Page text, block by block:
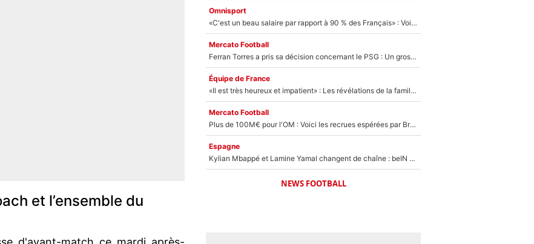
et l’ensemble du
Omnisport
«C'est un beau salaire par rapport à 90 % des Français» : Voilà combien touchait Nelson Monfort sur France Télévisions avant de rejoindre CNews
Mercato Football
Ferran Torres a pris sa décision concernant le PSG : Un gros club étranger prêt à relancer le feuilleton pour la signature du champion du monde 2026 !
Équipe de France
«Il est très heureux et impatient» : Les révélations de la famille Zidane sur sa prise de pouvoir en équipe de France !
Mercato Football
Plus de 100M€ pour l'OM : Voici les recrues espérées par Bruno Genesio et Grégory Lorenzi après l’opération dégraissage
Espagne
Kylian Mbappé et Lamine Yamal changent de chaîne : beIN SPORTS ne digère pas cette décision historique et prédit un fiasco pour la Liga
NEWS FOOTBALL